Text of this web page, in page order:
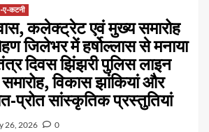
-ए-कटनी
कलेक्ट्रेट एवं मुख्य समारोह
जिलेभर में हर्षोल्लास से मनाया
दिवस झिंझरी पुलिस लाइन
विकास झांकियां और
सांस्कृतिक प्रस्तुतियां
26, 2026 0